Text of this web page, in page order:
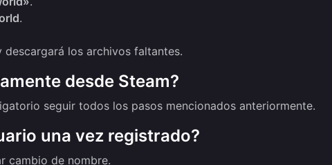
.
descargará los archivos faltantes.
desde Steam?
seguir todos los pasos mencionados anteriormente.
una vez registrado?
cambio de nombre.